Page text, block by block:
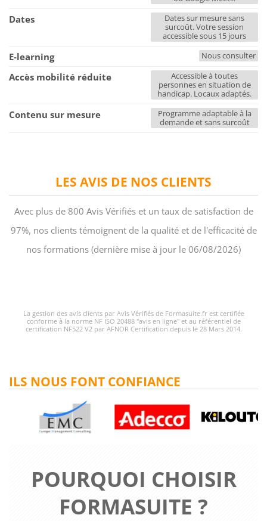
LES AVIS DE NOS CLIENTS
Avec plus de 800 Avis Vérifiés et un taux de satisfaction de
97%, nos clients témoignent de la qualité et de l'efficacité de
nos formations (dernière mise à jour le 06/08/2026)
La gestion des avis clients par Avis Vérifiés de Formasuite.fr est certifiée
conforme à la norme NF ISO 20488 "avis en ligne" et au référentiel de
certification NF522 V2 par AFNOR Certification depuis le 28 Mars 2014.
POURQUOI CHOISIR
FORMASUITE ?
ILS NOUS FONT CONFIANCE
Dates
Dates sur mesure sans
surcoût. Votre session
accessible sous 15 jours
E-learning Nous consulter
Accès mobilité réduite
Accessible à toutes
personnes en situation de
handicap. Locaux adaptés.
Contenu sur mesure
Programme adaptable à la
demande et sans surcoût